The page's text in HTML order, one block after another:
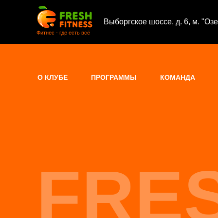
Выборгское шоссе, д. 6, м.
Фитнес - где есть всё
О КЛУБЕ ПРОГРАММЫ КОМАНДА